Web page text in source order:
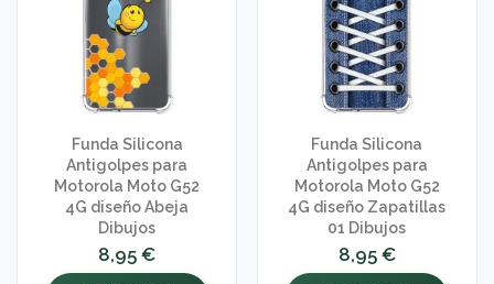
Funda Silicona
Antigolpes para
Motorola Moto G52
4G diseño Abeja
Dibujos
8,95 €
Funda Silicona
Antigolpes para
Motorola Moto G52
4G diseño Zapatillas
01 Dibujos
8,95 €